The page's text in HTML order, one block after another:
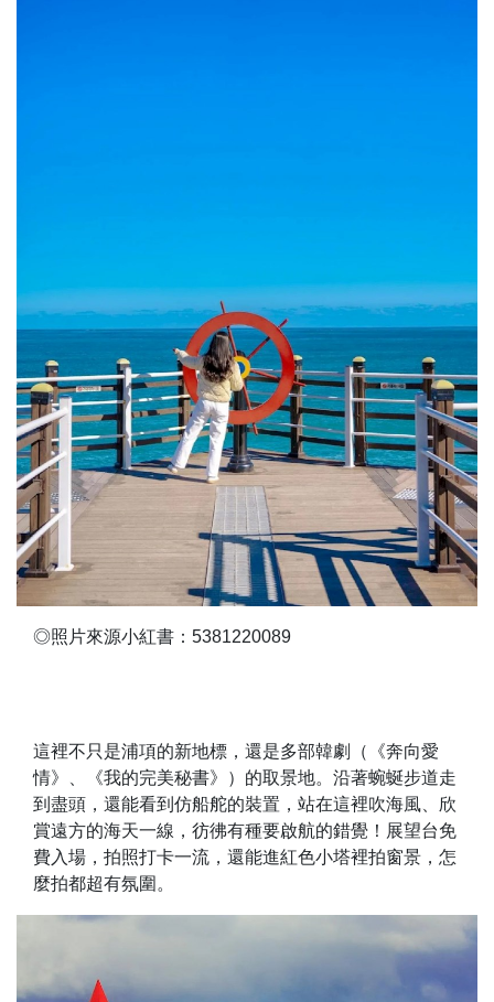
◎照片來源小紅書：5381220089
這裡不只是浦項的新地標，還是多部韓劇（《奔向愛
情》、《我的完美秘書》）的取景地。沿著蜿蜒步道走
到盡頭，還能看到仿船舵的裝置，站在這裡吹海風、欣
賞遠方的海天一線，彷彿有種要啟航的錯覺！展望台免
費入場，拍照打卡一流，還能進紅色小塔裡拍窗景，怎
麼拍都超有氛圍。